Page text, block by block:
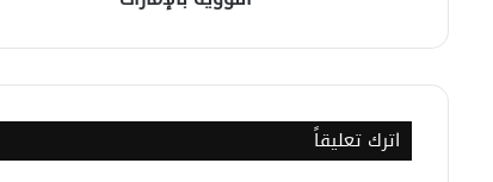
اترك تعليقاً